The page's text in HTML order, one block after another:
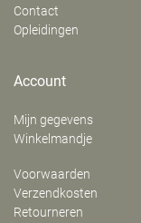
Contact
Opleidingen
Account
Mijn gegevens
Winkelmandje
Voorwaarden
Verzendkosten
Retourneren